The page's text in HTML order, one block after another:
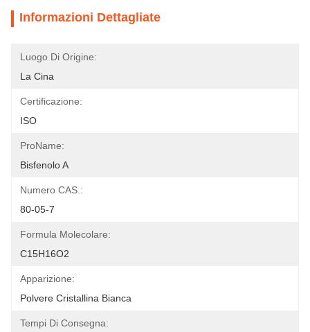
Informazioni Dettagliate
Luogo Di Origine:
La Cina
Certificazione:
ISO
ProName:
Bisfenolo A
Numero CAS.:
80-05-7
Formula Molecolare:
C15H16O2
Apparizione:
Polvere Cristallina Bianca
Tempi Di Consegna: